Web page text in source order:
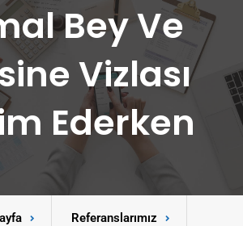
Bey Ve
Vizlası
Ederken
Referanslarımız